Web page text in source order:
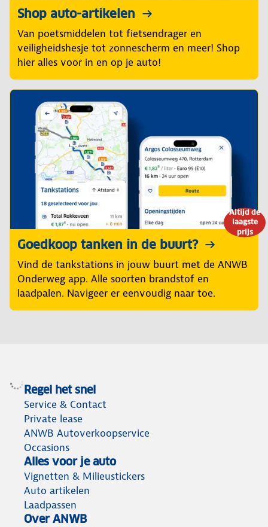
Shop auto-artikelen
Van poetsmiddelen tot fietsendrager en
veiligheidshesje tot zonnescherm en meer! Shop
hier alles voor in en op je auto!
Altijd de
laagste
prijs
Goedkoop tanken in de buurt?
Vind de tankstations in jouw buurt met de ANWB
Onderweg app. Alle soorten brandstof en
laadpalen. Navigeer er eenvoudig naar toe.
Regel het snel
Service & Contact
Private lease
ANWB Autoverkoopservice
Occasions
Alles voor je auto
Vignetten & Milieustickers
Auto artikelen
Laadpassen
Over ANWB